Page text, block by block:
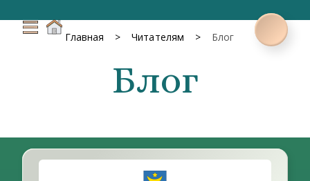
Главная Читателям Блог
Блог